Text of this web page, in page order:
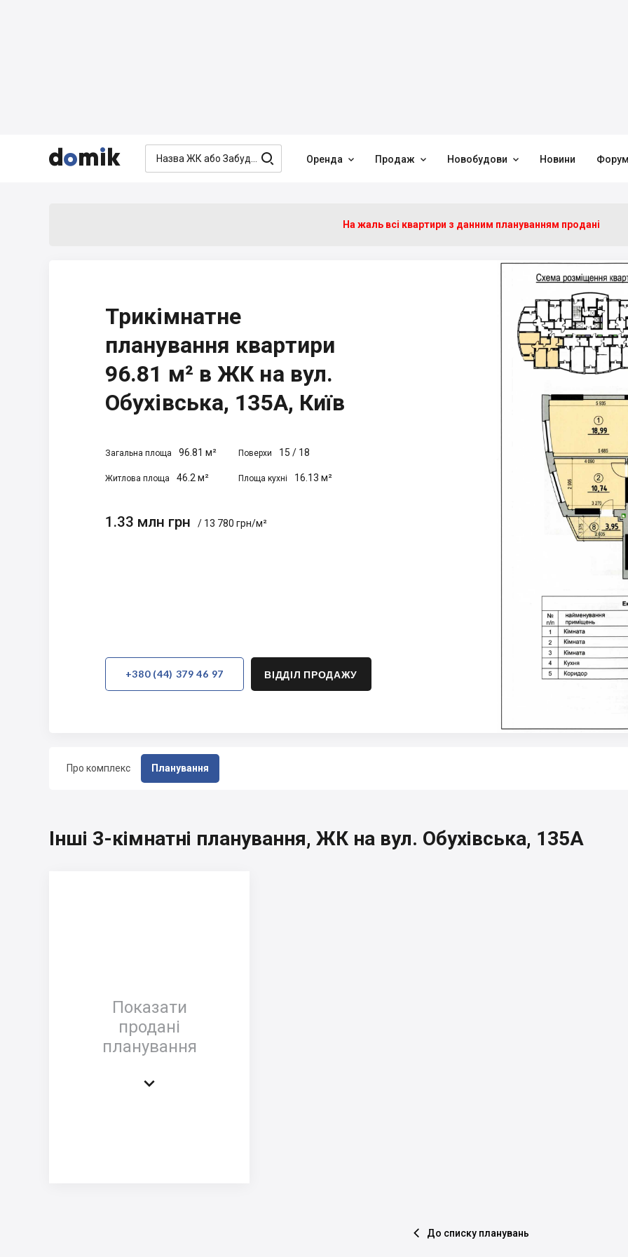


  Оренда  Продаж  Новобудови  Новини
Про комплекс Планування
На жаль всі квартири з данним плануванням продані
Трикімнатне
планування квартири
96.81 м² в ЖК на вул.
Обухівська, 135А, Київ
Загальна площа 96.81 м² Поверхи 15 / 18
Житлова площа 46.2 м² Площа кухні 16.13 м²
1.33 млн грн / 13 780 грн/м²
+380 (44) 379 46 97 ВІДДІЛ ПРОДАЖУ
Інші 3-кімнатні планування, ЖК на вул. Обухівська, 135А
Показати
продані
планування

 До списку планувань